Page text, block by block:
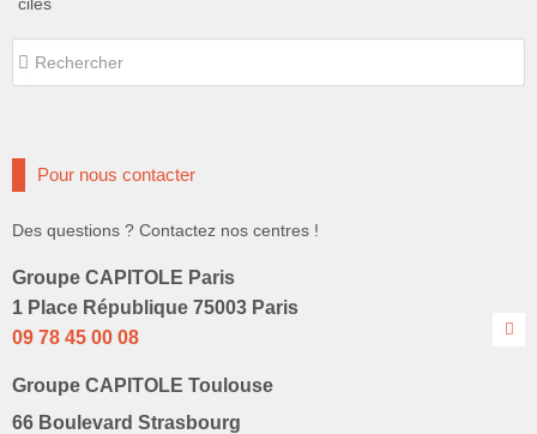
Rechercher
Pour nous contacter
Des questions ? Contactez nos centres !
Groupe CAPITOLE Paris
1 Place République 75003 Paris
09 78 45 00 08
Groupe CAPITOLE Toulouse
66 Boulevard Strasbourg